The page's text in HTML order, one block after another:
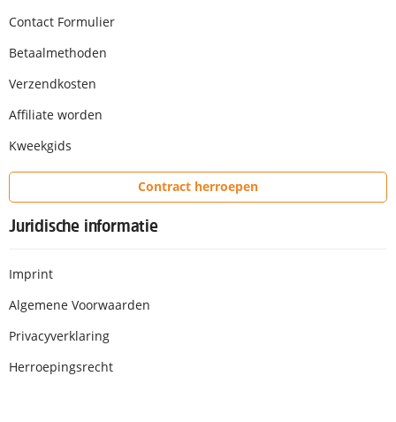
Contact Formulier
Betaalmethoden
Verzendkosten
Affiliate worden
Kweekgids
Contract herroepen
Juridische informatie
Imprint
Algemene Voorwaarden
Privacyverklaring
Herroepingsrecht